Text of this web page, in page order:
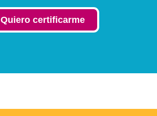
Quiero certificarme